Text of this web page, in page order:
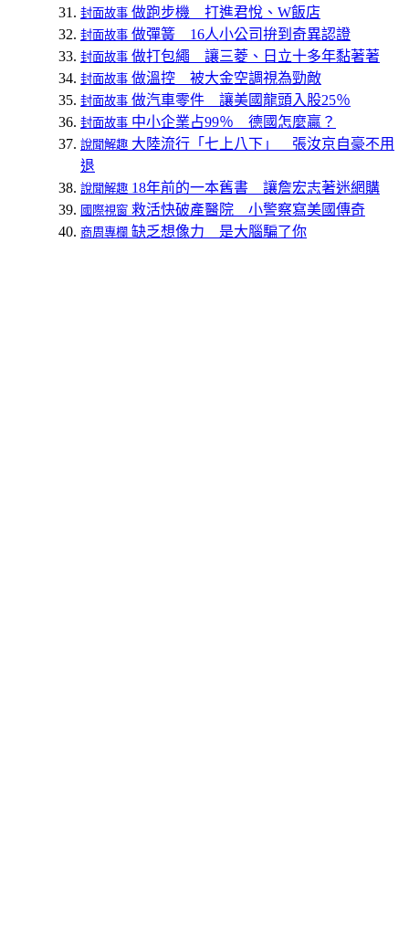
封面故事 做跑步機 打進君悅、W飯店
封面故事 做彈簧 16人小公司拚到奇異認證
封面故事 做打包繩 讓三菱、日立十多年黏著著
封面故事 做溫控 被大金空調視為勁敵
封面故事 做汽車零件 讓美國龍頭入股25％
封面故事 中小企業占99％ 德國怎麼贏？
說聞解趣 大陸流行「七上八下」 張汝京自豪不用
退
說聞解趣 18年前的一本舊書 讓詹宏志著迷網購
國際視窗 救活快破產醫院 小警察寫美國傳奇
商周專欄 缺乏想像力 是大腦騙了你